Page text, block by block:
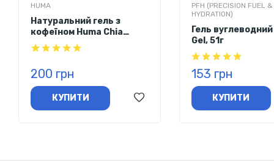
HUMA
Натуральний гель з
кофеїном Huma Chia
Energy Gel (лимонад) 39 г
200 грн
КУПИТИ
PFH (PRECISION FUEL &
HYDRATION)
Гель
Gel, 51г
153 грн
КУПИТИ